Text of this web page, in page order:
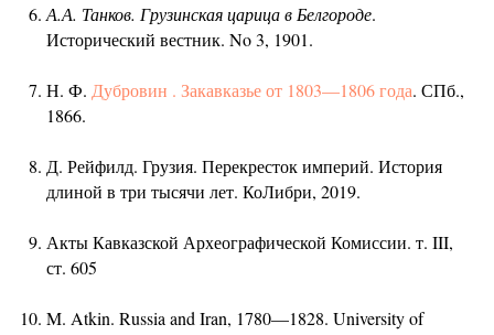
А.А. Танков. Грузинская царица в Белгороде.
Исторический вестник. No 3, 1901.
Н. Ф. Дубровин . Закавказье от 1803—1806 года. СПб.,
1866.
Д. Рейфилд. Грузия. Перекресток империй. История
длиной в три тысячи лет. КоЛибри, 2019.
Акты Кавказской Археографической Комиссии. т. III,
ст. 605
M. Atkin. Russia and Iran, 1780—1828. University of